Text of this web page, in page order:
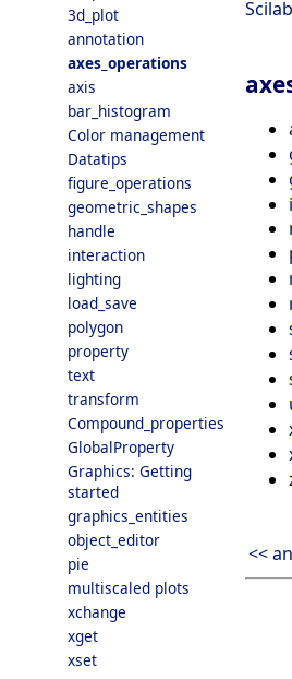
3d_plot
annotation
axes_operations
axis
bar_histogram
Color management
Datatips
figure_operations
geometric_shapes
handle
interaction
lighting
load_save
polygon
property
text
transform
Compound_properties
GlobalProperty
Graphics: Getting
started
graphics_entities
object_editor
pie
multiscaled plots
xchange
xget
xset
<<